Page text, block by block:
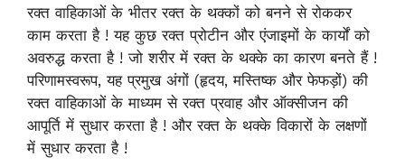
रक्त वाहिकाओं के भीतर रक्त के थक्कों को बनने से रोककर
काम करता है ! यह कुछ रक्त प्रोटीन और एंजाइमों के कार्यों को
अवरुद्ध करता है ! जो शरीर में रक्त के थक्के का कारण बनते हैं !
परिणामस्वरूप, यह प्रमुख अंगों (हृदय, मस्तिष्क और फेफड़ों) की
रक्त वाहिकाओं के माध्यम से रक्त प्रवाह और ऑक्सीजन की
आपूर्ति में सुधार करता है ! और रक्त के थक्के विकारों के लक्षणों
में सुधार करता है !